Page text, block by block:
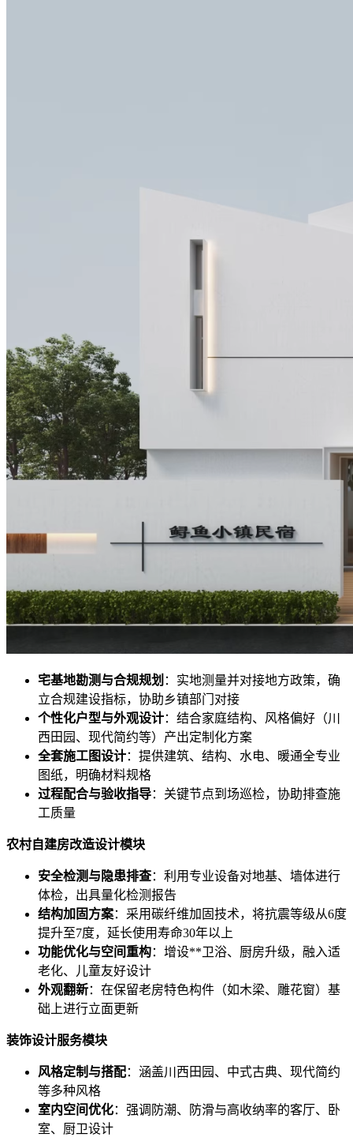
宅基地勘测与合规规划 ：实地测量并对接地方政策，确
立合规建设指标，协助乡镇部门对接
个性化户型与外观设计：结合家庭结构、风格偏好（川
西田园、现代简约等）产出定制化方案
全套施工图设计：提供建筑、结构、水电、暖通全专业
图纸，明确材料规格
过程配合与验收指导：关键节点到场巡检，协助排查施
工质量
农村自建房改造设计模块
安全检测与隐患排查：利用专业设备对地基、墙体进行
体检，出具量化检测报告
结构加固方案：采用碳纤维加固技术，将抗震等级从6度
提升至7度，延长使用寿命30年以上
功能优化与空间重构：增设**卫浴、厨房升级，融入适
老化、儿童友好设计
外观翻新：在保留老房特色构件（如木梁、雕花窗）基
础上进行立面更新
装饰设计服务模块
风格定制与搭配：涵盖川西田园、中式古典、现代简约
等多种风格
室内空间优化：强调防潮、防滑与高收纳率的客厅、卧
室、厨卫设计